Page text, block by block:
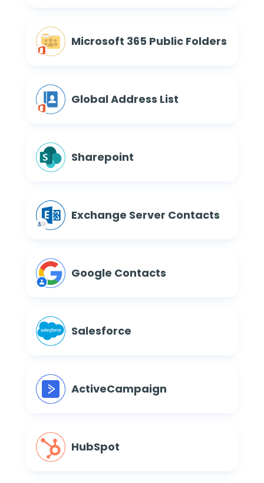
Microsoft 365 Public Folders
Global Address List
Sharepoint
Exchange Server Contacts
Google Contacts
Salesforce
ActiveCampaign
HubSpot